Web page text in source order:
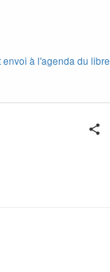
à l'agenda du libre